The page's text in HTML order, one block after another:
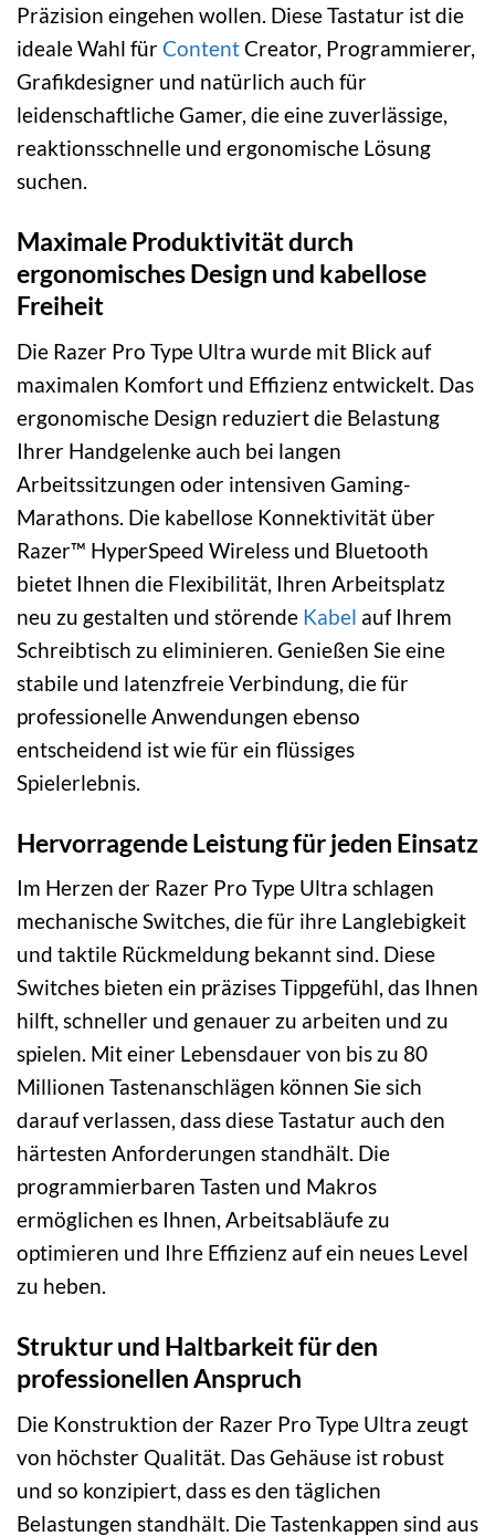
Präzision eingehen wollen. Diese Tastatur ist die
ideale Wahl fürContentCreator, Programmierer,
Grafikdesigner und natürlich auch für
leidenschaftliche Gamer, die eine zuverlässige,
reaktionsschnelle und ergonomische Lösung
suchen.
Maximale Produktivität durch
ergonomisches Design und kabellose
Freiheit
Die Razer Pro Type Ultra wurde mit Blick auf
maximalen Komfort und Effizienz entwickelt. Das
ergonomische Design reduziert die Belastung
Ihrer Handgelenke auch bei langen
Arbeitssitzungen oder intensiven Gaming-
Marathons. Die kabellose Konnektivität über
Razer™ HyperSpeed Wireless und Bluetooth
bietet Ihnen die Flexibilität, Ihren Arbeitsplatz
neu zu gestalten und störende Kabel auf Ihrem
Schreibtisch zu eliminieren. Genießen Sie eine
stabile und latenzfreie Verbindung, die für
professionelle Anwendungen ebenso
entscheidend ist wie für ein flüssiges
Spielerlebnis.
Hervorragende Leistung für jeden Einsatz
Im Herzen der Razer Pro Type Ultra schlagen
mechanische Switches, die für ihre Langlebigkeit
und taktile Rückmeldung bekannt sind. Diese
Switches bieten ein präzises Tippgefühl, das Ihnen
hilft, schneller und genauer zu arbeiten und zu
spielen. Mit einer Lebensdauer von bis zu 80
Millionen Tastenanschlägen können Sie sich
darauf verlassen, dass diese Tastatur auch den
härtesten Anforderungen standhält. Die
programmierbaren Tasten und Makros
ermöglichen es Ihnen, Arbeitsabläufe zu
optimieren und Ihre Effizienz auf ein neues Level
zu heben.
Struktur und Haltbarkeit für den
professionellen Anspruch
Die Konstruktion der Razer Pro Type Ultra zeugt
von höchster Qualität. Das Gehäuse ist robust
und so konzipiert, dass es den täglichen
Belastungen standhält. Die Tastenkappen sind aus